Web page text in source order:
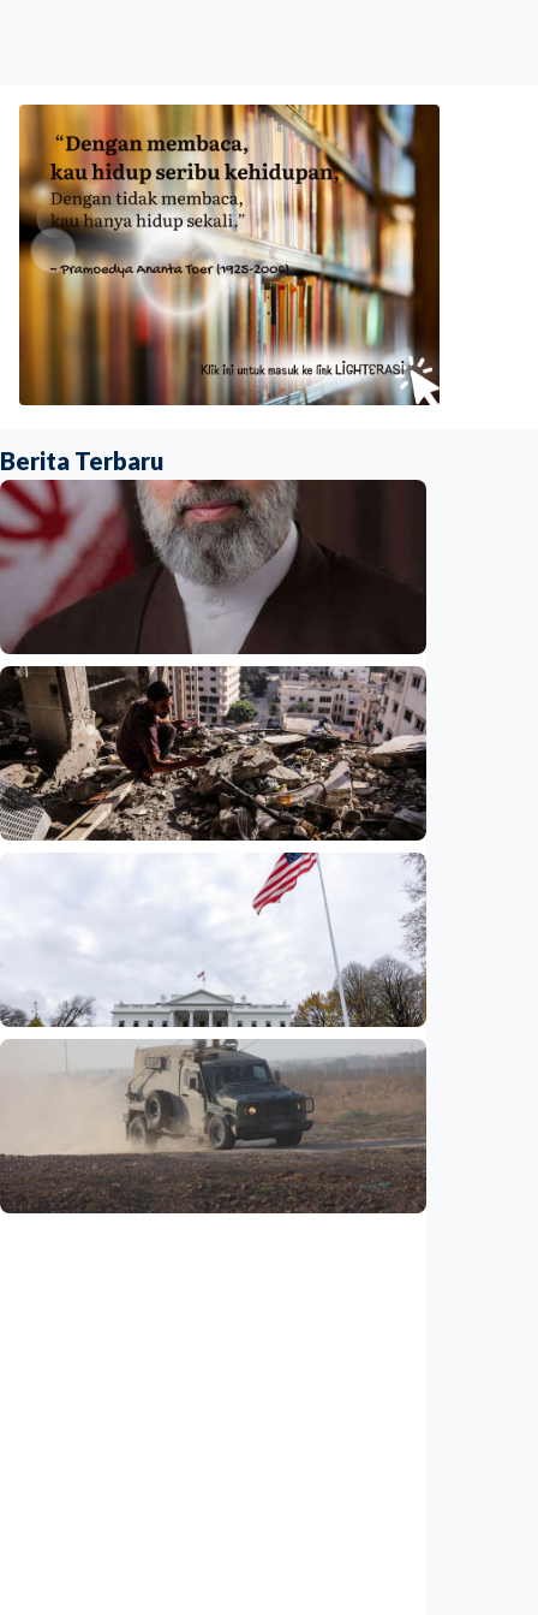
Berita Terbaru
Internasional
Presiden Iran akui sangat sulit
berkomunikasi dengan pemimpin tertinggi
Mojtaba Khamenei di tengah perang
Indonesia•06 Aug 2026
Agresi Israel kian menggerus kehidupan
Gaza, PBB sebut operasi militer perparah
pengungsian
Indonesia 06 Aug 2026
Nasib 350.000 warga Haiti di AS terancam,
putusan hakim buka jalan bagi deportasi
Indonesia • 06 Aug 2026